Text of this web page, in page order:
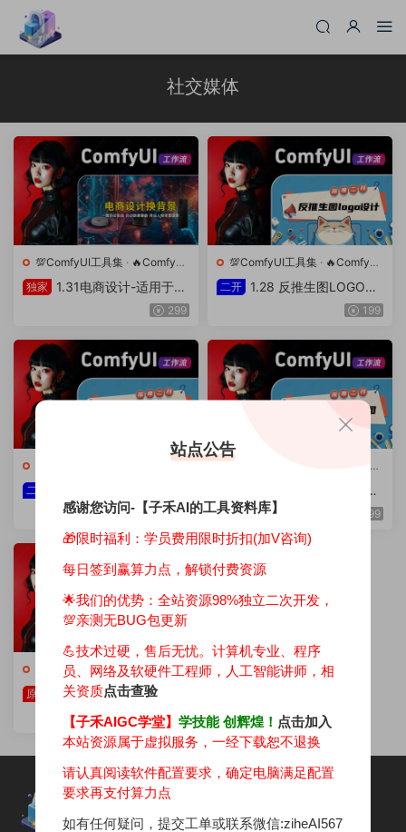
社交媒体
💯ComfyUI工具集 · 🔥ComfyUI
工作流
独家
1.31电商设计-适用于肖
像、产品或各种对象的背景渲
299
💯ComfyUI工具集 · 🔥ComfyUI
工作流
二开
1.28 反推生图LOGO设
计&Flux长文本生图(自主二199
二开
CON设计工作流（自主二199
🔥ComfyUI
1.26 Flux长文本生图增
强工作流（自主二开）
99
💯ComfyUI工具集·🔥ComfyUI
工作流
原创
1.25 Flux文生图Lora工
作流（自主二开）
99
站点公告
感谢您访问-【子禾AI的工具资料库】
🎁限时福利：学员费用限时折扣(加V咨询)
每日签到赢算力点，解锁付费资源
🌟我们的优势： 全站资源98%独立二次开发，
💯亲测无BUG包更新
💪技术过硬，售后无忧。计算机专业、程序
员、网络及软硬件工程师，人工智能讲师，相
关资质点击查验
【子禾AIGC学堂】 学技能 创辉煌！ 点击加入
本站资源属于虚拟服务，一经下载恕不退换
请认真阅读软件配置要求，确定电脑满足配置
要求再支付算力点
如有任何疑问，提交工单或联系微信:ziheAI567